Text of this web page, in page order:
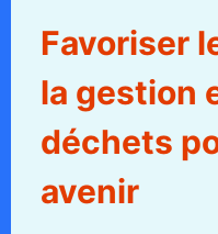
Favoriser
la gestion
déchets
avenir